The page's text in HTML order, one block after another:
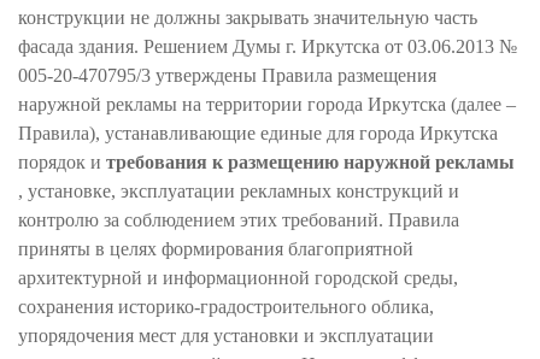
конструкции не должны закрывать значительную часть
фасада здания. Решением Думы г. Иркутска от 03.06.2013 №
005-20-470795/3 утверждены Правила размещения
наружной рекламы на территории города Иркутска (далее –
Правила), устанавливающие единые для города Иркутска
порядок и требования к размещению наружной рекламы
, установке, эксплуатации рекламных конструкций и
контролю за соблюдением этих требований. Правила
приняты в целях формирования благоприятной
архитектурной и информационной городской среды,
сохранения историко-градостроительного облика,
упорядочения мест для установки и эксплуатации